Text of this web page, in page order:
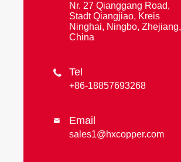
Nr. 27 Qianggang Road,
Stadt Qiangjiao, Kreis
Ninghai, Ningbo, Zhejiang,
China
 Tel
+86-18857693268
 Email
sales1@hxcopper.com